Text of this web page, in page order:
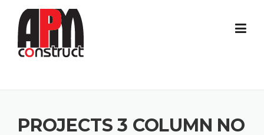
content
PROJECTS 3 COLUMN NO